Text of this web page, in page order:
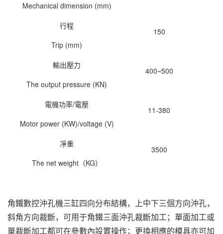
Mechanical dimension (mm)
行程
Trip (mm)
150
輸出壓力
The output pressure (KN)
400~500
電機功率/電壓
Motor power (KW)/voltage (V)
11-380
凈重
The net weight（KG）
3500
角鐵數控沖孔機三缸四向分布結構，上中下三個方向沖孔，
斜角方向裁斷，可用于角鐵三面沖孔裁斷加工；單面加工或
單裁斷加工都可在參數內設置操作；更換相應的模具亦可加